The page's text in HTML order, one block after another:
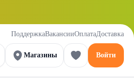
ПоддержкаВакансииОплатаДоставка
Магазины Войти